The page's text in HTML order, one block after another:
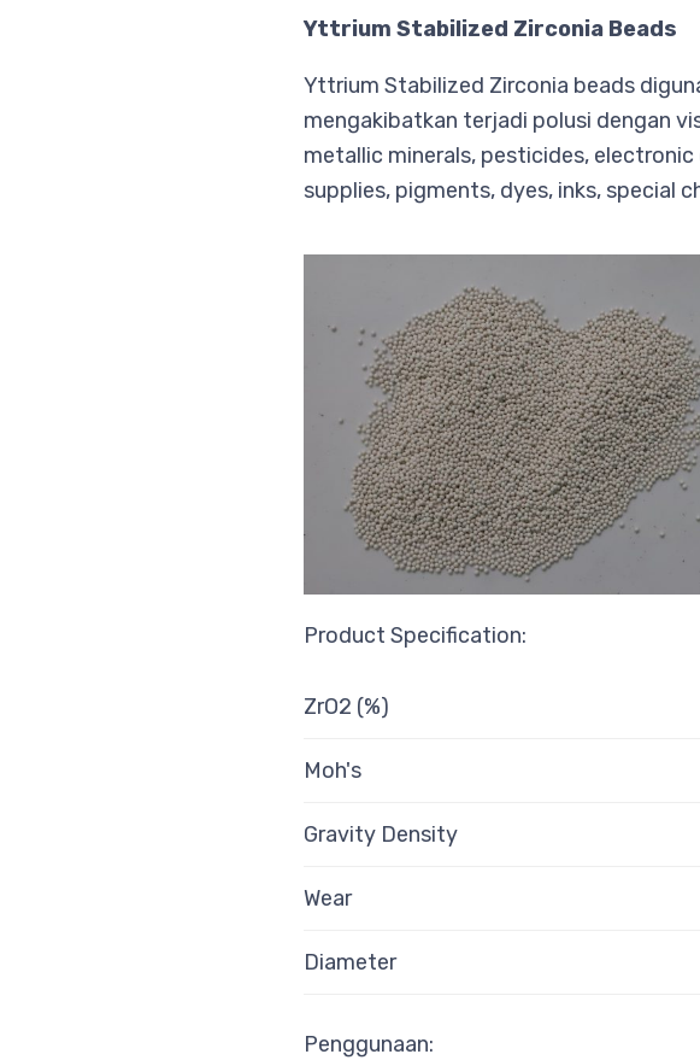
Yttrium Stabilized Zirconia Beads
Yttrium Stabilized Zirconia beads
mengakibatkan terjadi polusi dengan
metallic minerals, pesticides,
supplies, pigments, dyes, inks, special
Product Specification:
ZrO2 (%)
Moh's
Gravity Density
Wear
Diameter
Penggunaan: